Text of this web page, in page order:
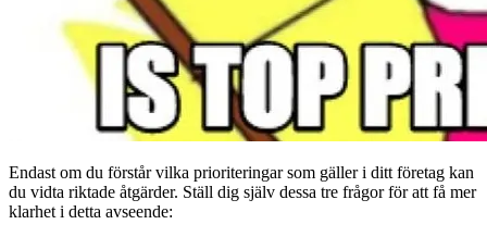
Endast om du förstår vilka prioriteringar som gäller i ditt företag kan
du vidta riktade åtgärder. Ställ dig själv dessa tre frågor för att få mer
klarhet i detta avseende: